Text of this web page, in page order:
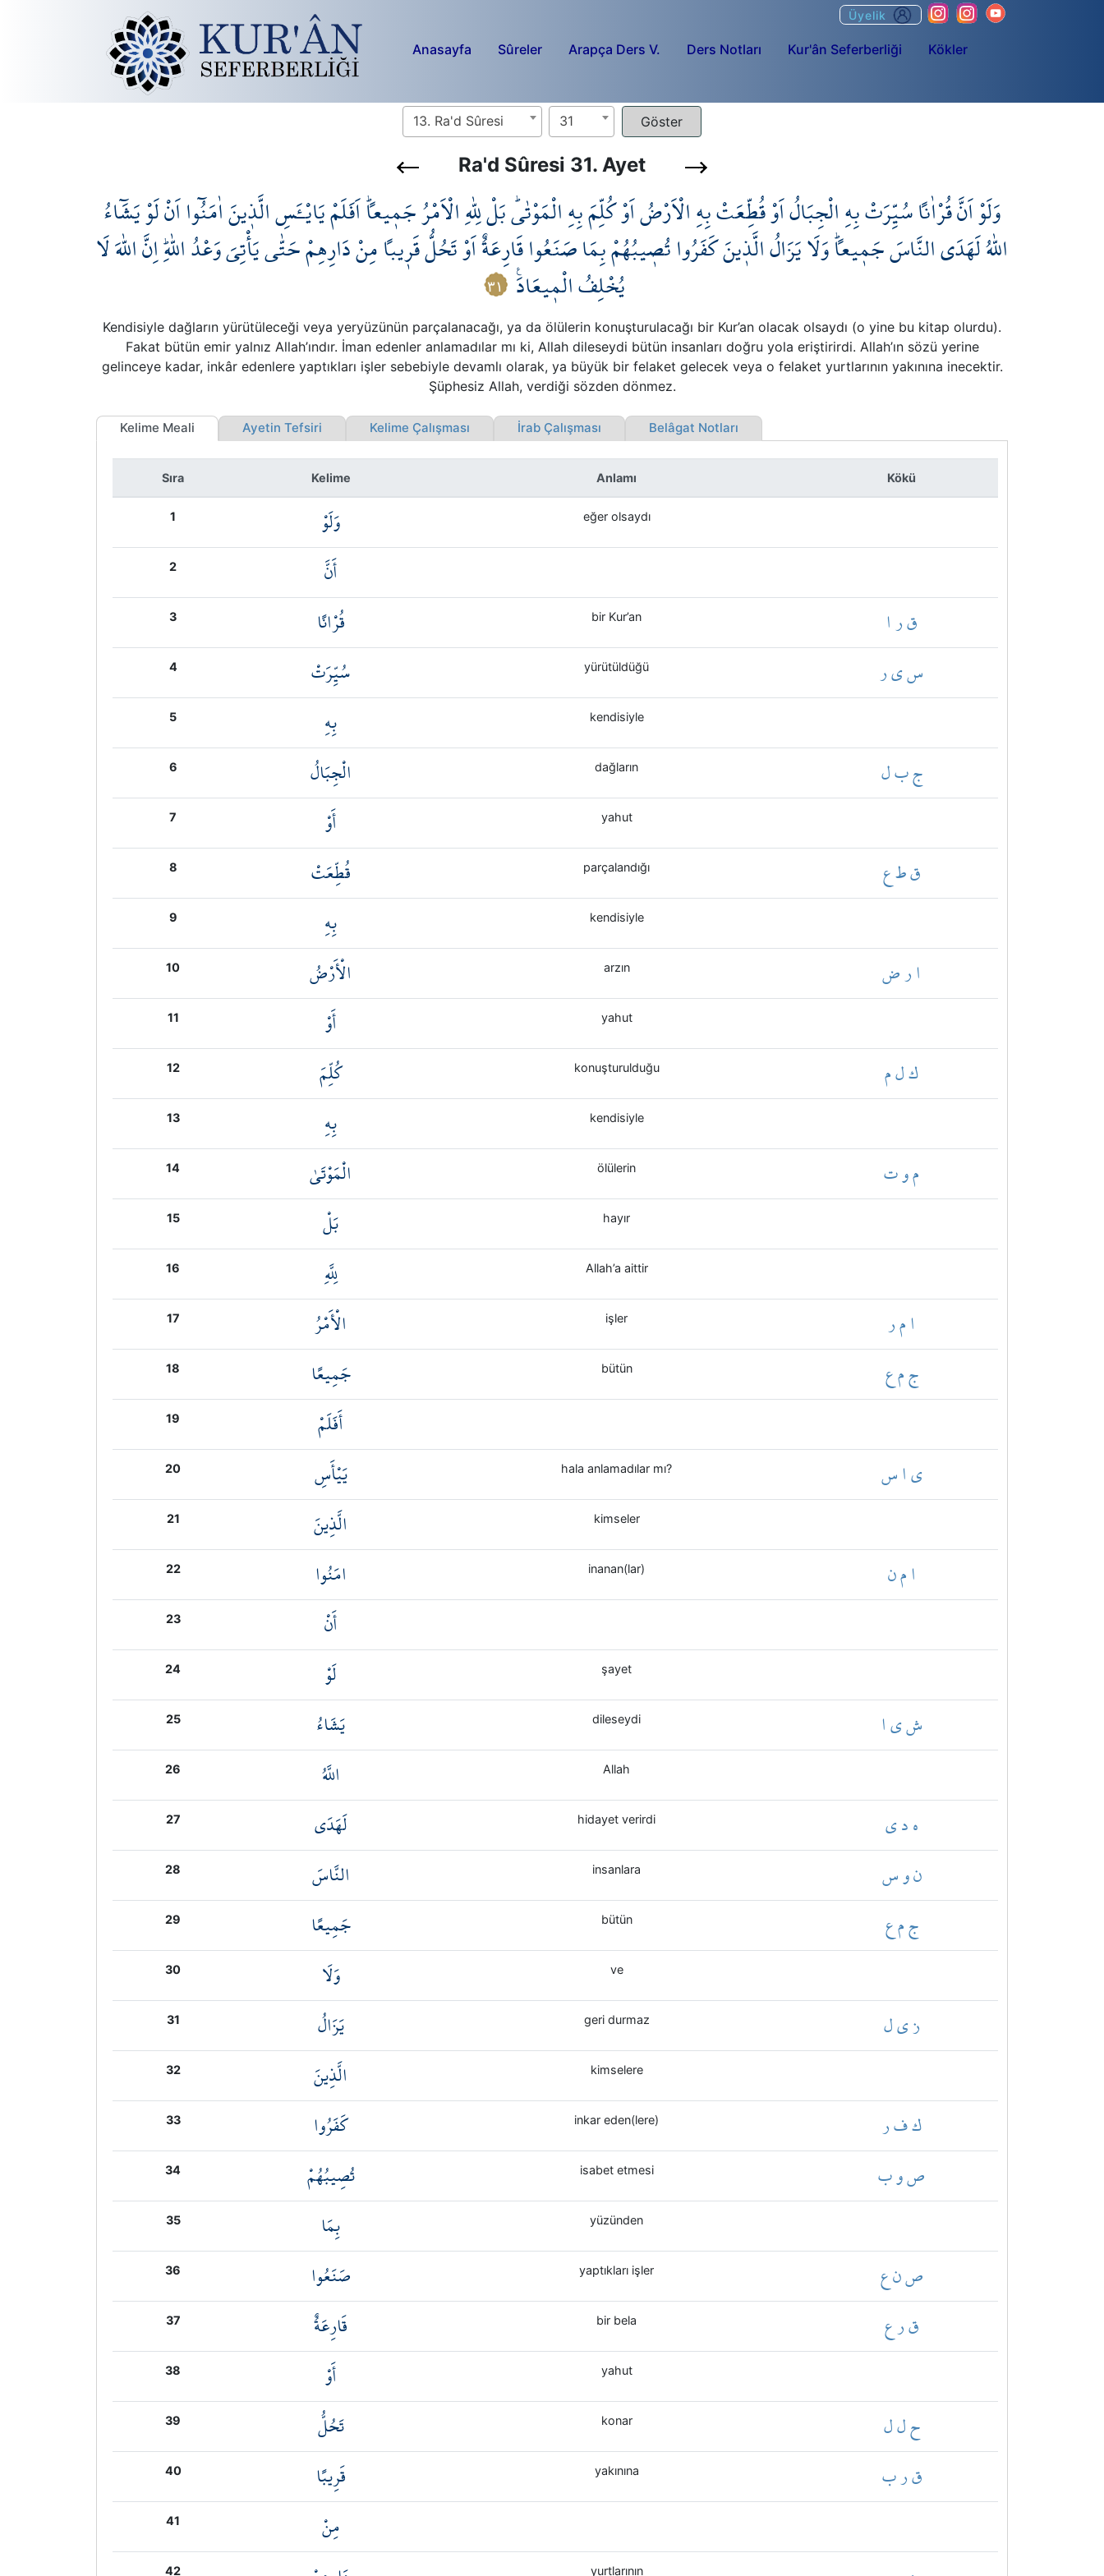
Anasayfa Sûreler Arapça Ders V. Ders Notları Kur'ân Seferberliği Kökler
Üyelik
13. Ra'd Sûresi 31
Ra'd Sûresi 31. Ayet
وَلَوْ اَنَّ قُرْاٰناً سُيِّرَتْ بِهِ الْجِبَالُ اَوْ قُطِّعَتْ بِهِ الْاَرْضُ اَوْ كُلِّمَ بِهِ الْمَوْتٰىۜ بَلْ لِلّٰهِ الْاَمْرُ جَم۪يعاًۜ اَفَلَمْ يَايْـَٔسِ الَّذ۪ينَ اٰمَنُٓوا اَنْ لَوْ يَشَٓاءُ
اللّٰهُ لَهَدَى النَّاسَ جَم۪يعاًۜ وَلَا يَزَالُ الَّذ۪ينَ كَفَرُوا تُص۪يبُهُمْ بِمَا صَنَعُوا قَارِعَةٌ اَوْ تَحُلُّ قَر۪يباً مِنْ دَارِهِمْ حَتّٰى يَأْتِيَ وَعْدُ اللّٰهِۜ اِنَّ اللّٰهَ لَا
يُخْلِفُ الْم۪يعَادَ۟ ٣١
Kendisiyle dağların yürütüleceği veya yeryüzünün parçalanacağı, ya da ölülerin konuşturulacağı bir Kur’an olacak olsaydı (o yine bu kitap olurdu).
Fakat bütün emir yalnız Allah’ındır. İman edenler anlamadılar mı ki, Allah dileseydi bütün insanları doğru yola eriştirirdi. Allah’ın sözü yerine
gelinceye kadar, inkâr edenlere yaptıkları işler sebebiyle devamlı olarak, ya büyük bir felaket gelecek veya o felaket yurtlarının yakınına inecektir.
Şüphesiz Allah, verdiği sözden dönmez.
Kelime Meali Ayetin Tefsiri Kelime Çalışması İrab Çalışması Belâgat Notları
Sıra Kelime Anlamı Kökü
1 وَلَوْ eğer olsaydı
2 أَنَّ
3 قُرْانًا bir Kur’an ق ر ا
4 سُيِّرَتْ yürütüldüğü س ي ر
5 بِهِ kendisiyle
6 الْجِبَالُ dağların ج ب ل
7 أَوْ yahut
8 قُطِّعَتْ parçalandığı ق ط ع
9 بِهِ kendisiyle
10 الْأَرْضُ arzın ا ر ض
11 أَوْ yahut
12 كُلِّمَ konuşturulduğu ك ل م
13 بِهِ kendisiyle
14 الْمَوْتَىٰ ölülerin م و ت
15 بَلْ hayır
16 لِلَّهِ Allah’a aittir
17 الْأَمْرُ işler ا م ر
18 جَمِيعًا bütün ج م ع
19 أَفَلَمْ
20 يَيْأَسِ hala anlamadılar mı? ي ا س
21 الَّذِينَ kimseler
22 امَنُوا inanan(lar) ا م ن
23 أَنْ
24 لَوْ şayet
25 يَشَاءُ dileseydi ش ي ا
26 اللَّهُ Allah
27 لَهَدَى hidayet verirdi ه د ي
28 النَّاسَ insanlara ن و س
29 جَمِيعًا bütün ج م ع
30 وَلَا ve
31 يَزَالُ geri durmaz ز ي ل
32 الَّذِينَ kimselere
33 كَفَرُوا inkar eden(lere) ك ف ر
34 تُصِيبُهُمْ isabet etmesi ص و ب
35 بِمَا yüzünden
36 صَنَعُوا yaptıkları işler ص ن ع
37 قَارِعَةٌ bir bela ق ر ع
38 أَوْ yahut
39 تَحُلُّ konar ح ل ل
40 قَرِيبًا yakınına ق ر ب
41 مِنْ
42 yurtlarının